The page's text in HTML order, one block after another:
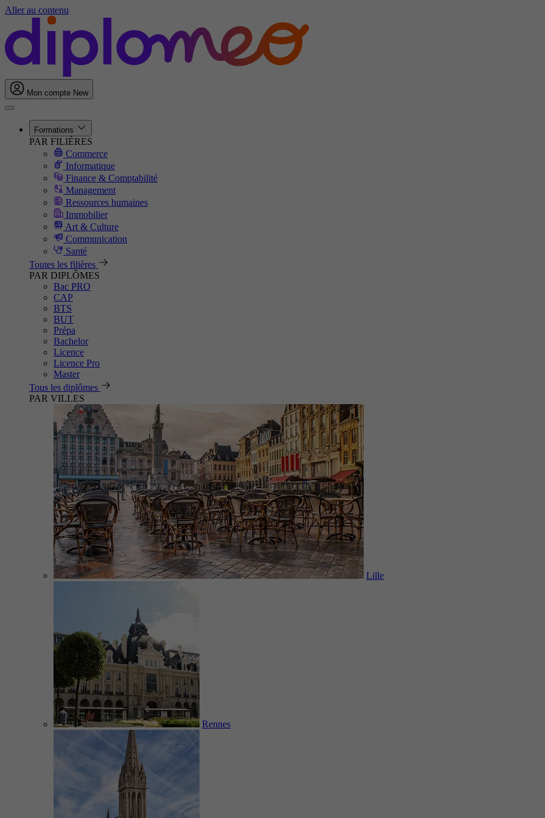
Aller au contenu
Mon compte New
Formations
PAR FILIÈRES
Commerce
Informatique
Finance & Comptabilité
Management
Ressources humaines
Immobilier
Art & Culture
Communication
Santé
Toutes les filières
PAR DIPLÔMES
Bac PRO
CAP
BTS
BUT
Prépa
Bachelor
Licence
Licence Pro
Master
Tous les diplômes
PAR VILLES
Lille
Rennes